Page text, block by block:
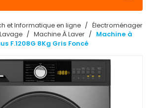
et Informatique en ligne
Électroménager
Machine À Laver
Machine à
F.1208G 8Kg Gris Foncé